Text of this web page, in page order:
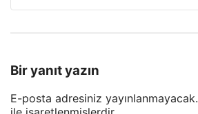
Bir yanıt yazın
E-posta adresiniz yayınlanmayacak.